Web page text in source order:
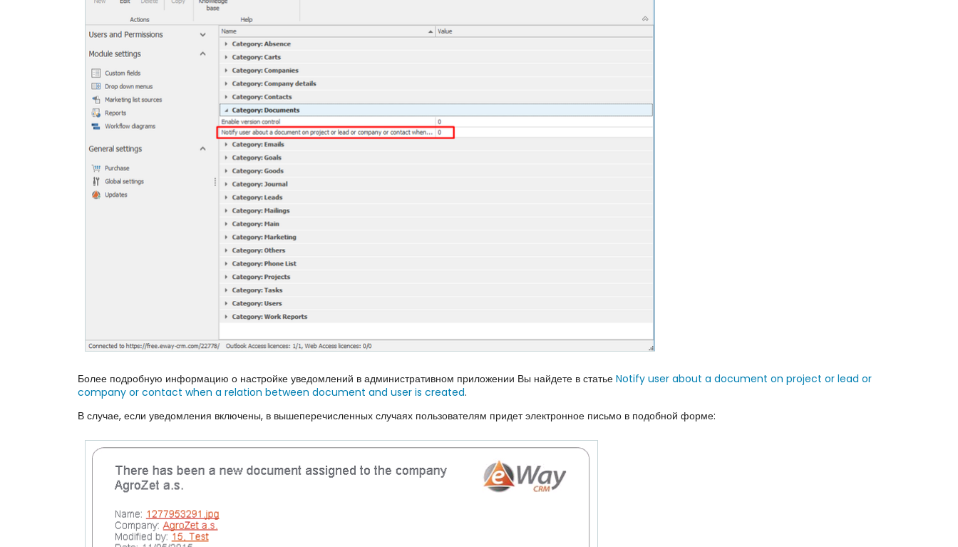
Более подробную информацию о настройке уведомлений в административном приложении Вы найдете в статье Notify user about a document on project or lead or
company or contact when a relation between document and user is created.
В случае, если уведомления включены, в вышеперечисленных случаях пользователям придет электронное письмо в подобной форме: